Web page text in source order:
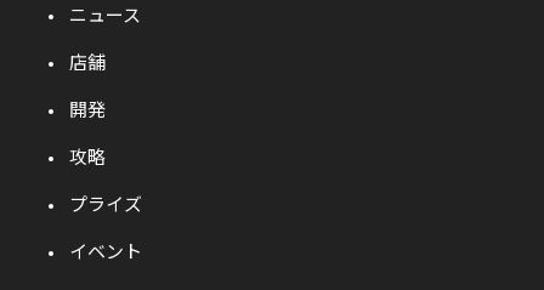
ニュース
店舗
開発
攻略
プライズ
イベント